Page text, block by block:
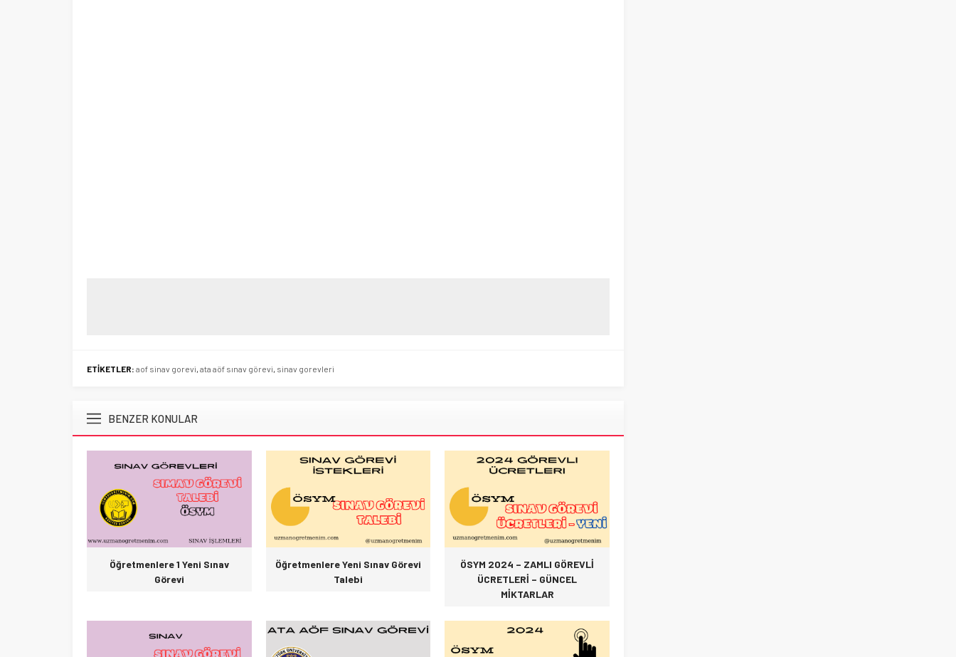
ETİKETLER: aof sinav gorevi, ata aöf sınav görevi, sinav gorevleri
BENZER KONULAR
Öğretmenlere 1 Yeni Sınav
Görevi
Öğretmenlere Yeni Sınav Görevi
Talebi
ÖSYM 2024 – ZAMLI GÖREVLİ
ÜCRETLERİ – GÜNCEL
MİKTARLAR